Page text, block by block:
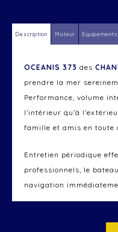
Description Moteur Equipements
OCEANIS 373 des
prendre la mer
Performance, volume
l’intérieur qu’à
famille et amis en toute
Entretien périodique
professionnels, le
navigation